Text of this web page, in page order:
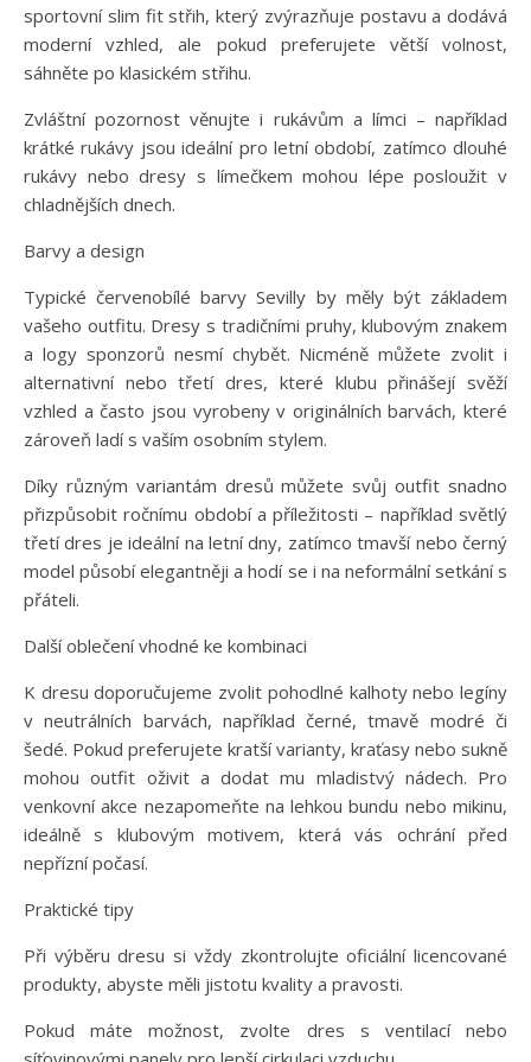
sportovní slim fit střih, který zvýrazňuje postavu a dodává
moderní vzhled, ale pokud preferujete větší volnost,
sáhněte po klasickém střihu.
Zvláštní pozornost věnujte i rukávům a límci – například
krátké rukávy jsou ideální pro letní období, zatímco dlouhé
rukávy nebo dresy s límečkem mohou lépe posloužit v
chladnějších dnech.
Barvy a design
Typické červenobílé barvy Sevilly by měly být základem
vašeho outfitu. Dresy s tradičními pruhy, klubovým znakem
a logy sponzorů nesmí chybět. Nicméně můžete zvolit i
alternativní nebo třetí dres, které klubu přinášejí svěží
vzhled a často jsou vyrobeny v originálních barvách, které
zároveň ladí s vaším osobním stylem.
Díky různým variantám dresů můžete svůj outfit snadno
přizpůsobit ročnímu období a příležitosti – například světlý
třetí dres je ideální na letní dny, zatímco tmavší nebo černý
model působí elegantněji a hodí se i na neformální setkání s
přáteli.
Další oblečení vhodné ke kombinaci
K dresu doporučujeme zvolit pohodlné kalhoty nebo legíny
v neutrálních barvách, například černé, tmavě modré či
šedé. Pokud preferujete kratší varianty, kraťasy nebo sukně
mohou outfit oživit a dodat mu mladistvý nádech. Pro
venkovní akce nezapomeňte na lehkou bundu nebo mikinu,
ideálně s klubovým motivem, která vás ochrání před
nepřízní počasí.
Praktické tipy
Při výběru dresu si vždy zkontrolujte oficiální licencované
produkty, abyste měli jistotu kvality a pravosti.
Pokud máte možnost, zvolte dres s ventilací nebo